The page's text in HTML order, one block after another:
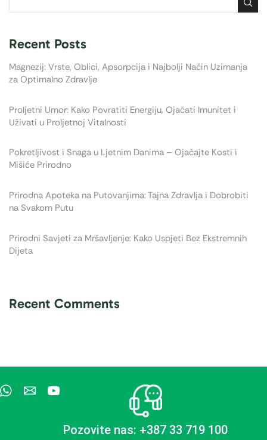
Recent Posts
Magnezij: Vrste, Oblici, Apsorpcija i Najbolji Način Uzimanja
za Optimalno Zdravlje
Proljetni Umor: Kako Povratiti Energiju, Ojačati Imunitet i
Uživati u Proljetnoj Vitalnosti
Pokretljivost i Snaga u Ljetnim Danima – Ojačajte Kosti i
Mišiće Prirodno
Prirodna Apoteka na Putovanjima: Tajna Zdravlja i Dobrobiti
na Svakom Putu
Prirodni Savjeti za Mršavljenje: Kako Uspjeti Bez Ekstremnih
Dijeta
Recent Comments
Pozovite nas: +387 33 719 100